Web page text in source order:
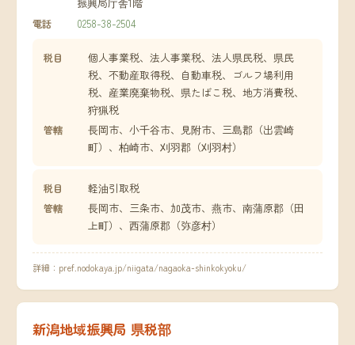
電話 0258-38-2504
税目
個人事業税、法人事業税、法人県民税、県民
税、不動産取得税、自動車税、ゴルフ場利用
税、産業廃棄物税、県たばこ税、地方消費税、
狩猟税
管轄
長岡市、小千谷市、見附市、三島郡（出雲崎
町）、柏崎市、刈羽郡（刈羽村）
税目 軽油引取税
管轄
長岡市、三条市、加茂市、燕市、南蒲原郡（田
上町）、西蒲原郡（弥彦村）
詳細： pref.nodokaya.jp/niigata/nagaoka-shinkokyoku/
新潟地域振興局 県税部